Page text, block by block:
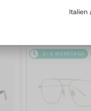
2-4 WERKTAGE
Italien